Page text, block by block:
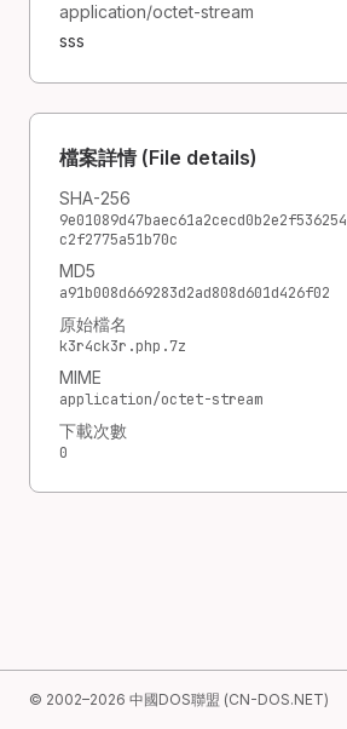
application/octet-stream
sss
檔案詳情 (File details)
SHA-256
c2f2775a51b70c
MD5
a91b008d669283d2ad808d601d426f02
原始檔名
k3r4ck3r.php.7z
MIME
application/octet-stream
下載次數
0
© 2002–2026 中國DOS聯盟 (CN-DOS.NET)